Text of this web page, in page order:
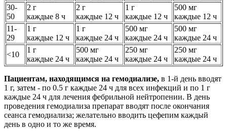
30-
50
2 г
каждые 8 ч
2 г
каждые 12 ч
1 г
каждые 12 ч
500 мг
каждые 12 ч
11-
29
1 г
каждые 12 ч
1 г
каждые 24 ч
500 мг
каждые 24 ч
500 мг
каждые 24 ч
<10
1 г
каждые 24 ч
500 мг
каждые 24 ч
250 мг
каждые 24 ч
250 мг
каждые 24 ч
Пациентам, находящимся на гемодиализе, в 1-й день вводят
1 г, затем - по 0.5 г каждые 24 ч для всех инфекций и по 1 г
каждые 24 ч для лечения фебрильной нейтропении. В день
проведения гемодиализа препарат вводят после окончания
сеанса гемодиализа; желательно вводить цефепим каждый
день в одно и то же время.